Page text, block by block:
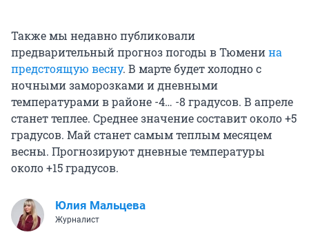
Также мы недавно публиковали
предварительный прогноз погоды в Тюменина
предстоящую весну. В марте будет холодно с
ночными заморозками и дневными
температурами в районе -4… -8 градусов. В апреле
станет теплее. Среднее значение составит около +5
градусов. Май станет самым теплым месяцем
весны. Прогнозируют дневные температуры
около +15 градусов.
Юлия Мальцева
Журналист